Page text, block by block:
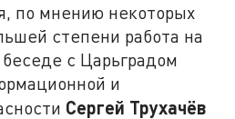
по мнению некоторых
степени работа на
с Царьградом
и
Сергей Трухачёв